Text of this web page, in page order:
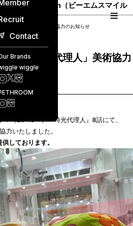
BM Smile Japan（ビーエムスマイル
ジャパン）
Contact
Brands
wiggle
マ「時光代理人」美術協力のお知らせ
ラマ「時光代理人」美術協力
マ（23:40～）『時光代理人』8話にて、
いたしました。
しております。